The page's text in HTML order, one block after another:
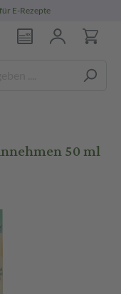
E-Rezepte
50 ml